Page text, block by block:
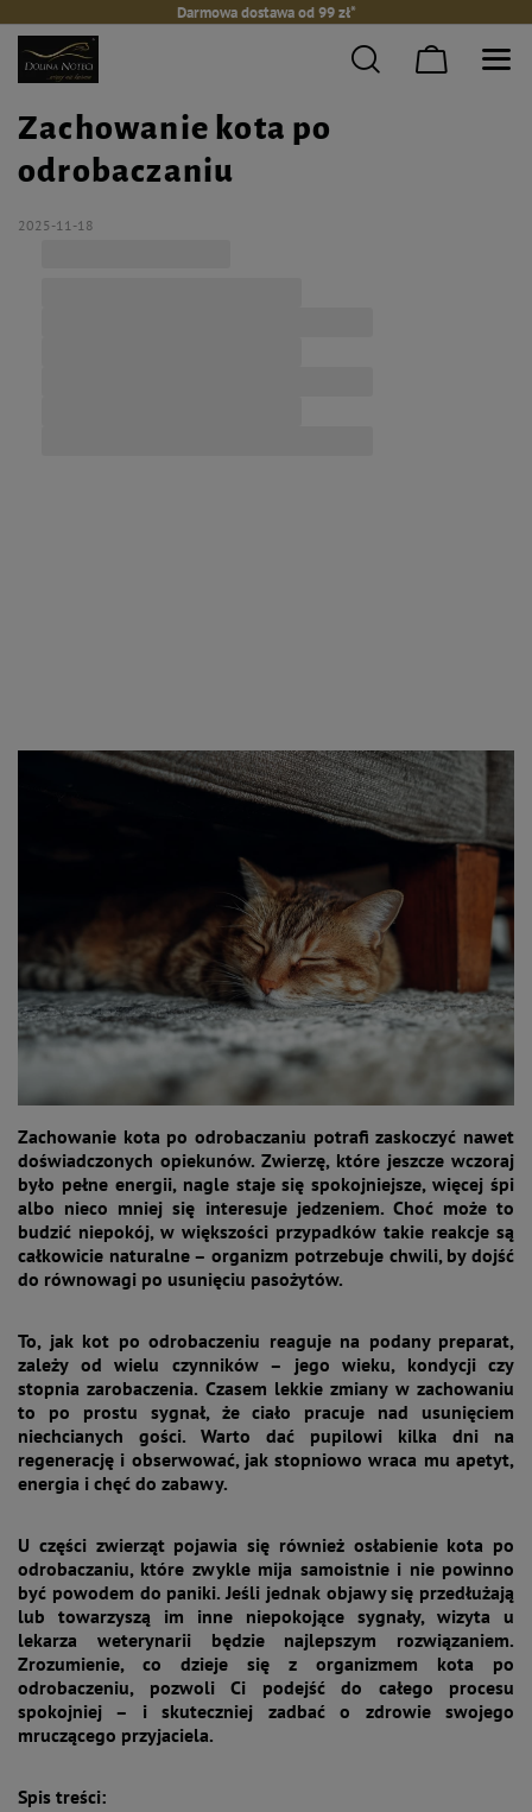
Darmowa dostawa od 99 zł*
Zachowanie kota po
odrobaczaniu
2025-11-18
Zachowanie kota po odrobaczaniu potrafi zaskoczyć nawet
doświadczonych opiekunów. Zwierzę, które jeszcze wczoraj
było pełne energii, nagle staje się spokojniejsze, więcej śpi
albo nieco mniej się interesuje jedzeniem. Choć może to
budzić niepokój, w większości przypadków takie reakcje są
całkowicie naturalne – organizm potrzebuje chwili, by dojść
do równowagi po usunięciu pasożytów.
To, jak kot po odrobaczeniu reaguje na podany preparat,
zależy od wielu czynników – jego wieku, kondycji czy
stopnia zarobaczenia. Czasem lekkie zmiany w zachowaniu
to po prostu sygnał, że ciało pracuje nad usunięciem
niechcianych gości. Warto dać pupilowi kilka dni na
regenerację i obserwować, jak stopniowo wraca mu apetyt,
energia i chęć do zabawy.
U części zwierząt pojawia się również osłabienie kota po
odrobaczaniu, które zwykle mija samoistnie i nie powinno
być powodem do paniki. Jeśli jednak objawy się przedłużają
lub towarzyszą im inne niepokojące sygnały, wizyta u
lekarza weterynarii będzie najlepszym rozwiązaniem.
Zrozumienie, co dzieje się z organizmem kota po
odrobaczeniu, pozwoli Ci podejść do całego procesu
spokojniej – i skuteczniej zadbać o zdrowie swojego
mruczącego przyjaciela.
Spis treści: